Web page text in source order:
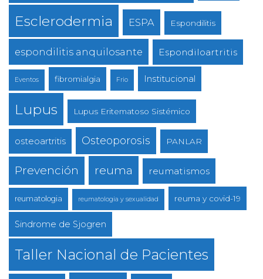
Esclerodermia ESPA Espondilitis
espondilitis anquilosante Espondiloartritis
Eventos fibromialgia Frio Institucional
Lupus Lupus Eritematoso Sistémico
osteoartritis Osteoporosis PANLAR
Prevención reuma reumatismos
reumatologia reumatologia y sexualidad reuma y covid-19
Sindrome de Sjogren
Taller Nacional de Pacientes